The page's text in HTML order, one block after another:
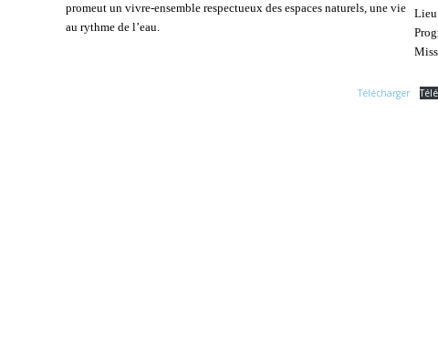
promeut un vivre-ensemble respectueux des espaces naturels, une vie
au rythme de l’eau.
Lieu
Télécharger